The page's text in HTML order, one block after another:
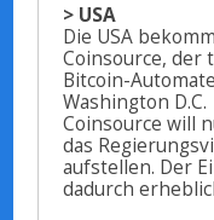
> USA
Die USA
Coinsource, der
Bitcoin-
Washington D.C.
Coinsource will
das
aufstellen. Der
dadurch